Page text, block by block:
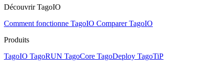
Découvrir TagoIO
Comment fonctionne TagoIO Comparer TagoIO
Produits
TagoIO TagoRUN TagoCore TagoDeploy TagoTiP